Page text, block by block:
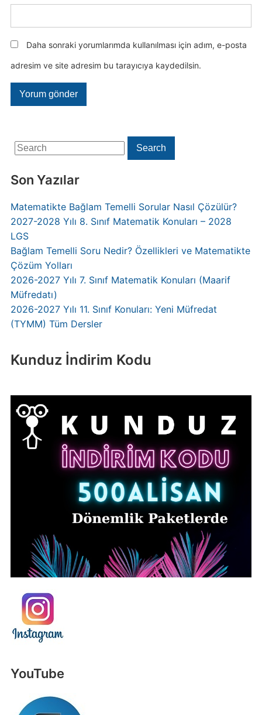
Search
for:
Search
Son Yazılar
Matematikte Bağlam Temelli Sorular Nasıl Çözülür?
2027-2028 Yılı 8. Sınıf Matematik Konuları – 2028
LGS
Bağlam Temelli Soru Nedir? Özellikleri ve Matematikte
Çözüm Yolları
2026-2027 Yılı 7. Sınıf Matematik Konuları (Maarif
Müfredatı)
2026-2027 Yılı 11. Sınıf Konuları: Yeni Müfredat
(TYMM) Tüm Dersler
Kunduz İndirim Kodu
Daha sonraki yorumlarımda kullanılması için adım, e-posta
adresim ve site adresim bu tarayıcıya kaydedilsin.
YouTube